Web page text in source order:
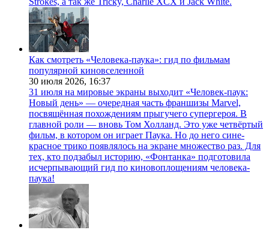
Как смотреть «Человека-паука»: гид по фильмам
популярной киновселенной
30 июля 2026, 16:37
31 июля на мировые экраны выходит «Человек-паук:
Новый день» — очередная часть франшизы Marvel,
посвящённая похождениям прыгучего супергероя. В
главной роли — вновь Том Холланд. Это уже четвёртый
фильм, в котором он играет Паука. Но до него сине-
красное трико появлялось на экране множество раз. Для
тех, кто подзабыл историю, «Фонтанка» подготовила
исчерпывающий гид по киновоплощениям человека-
паука!